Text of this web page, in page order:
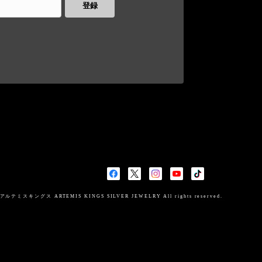
登録
アルテミスキングス ARTEMIS KINGS SILVER JEWELRY All rights reserved.